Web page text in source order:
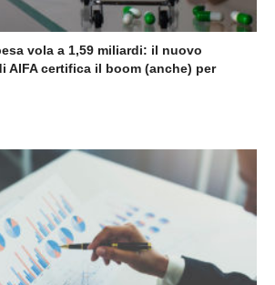
vola a 1,59 miliardi: il nuovo
AIFA certifica il boom (anche) per